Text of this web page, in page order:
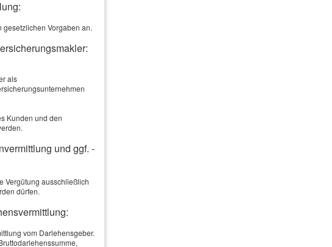
gesetzlichen Vorgaben an.
als
Kunden und den
und ggf. -
Vergütung ausschließlich
dürfen.
vom Darlehensgeber.